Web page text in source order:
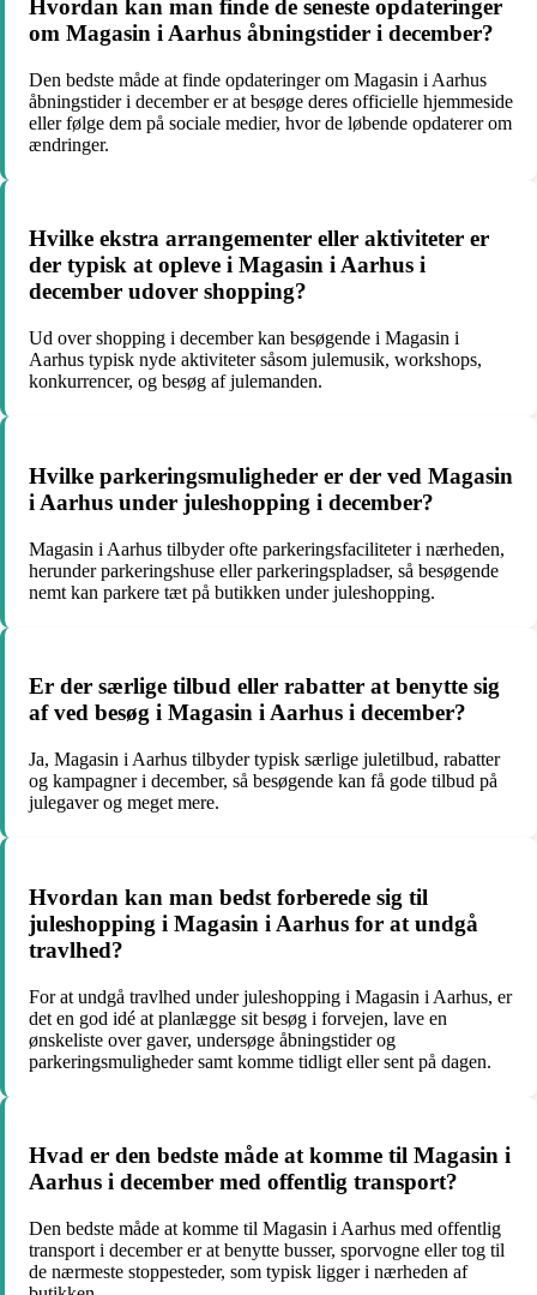
Hvordan kan man finde de seneste opdateringer
om Magasin i Aarhus åbningstider i december?
Den bedste måde at finde opdateringer om Magasin i Aarhus
åbningstider i december er at besøge deres officielle hjemmeside
eller følge dem på sociale medier, hvor de løbende opdaterer om
ændringer.
Hvilke ekstra arrangementer eller aktiviteter er
der typisk at opleve i Magasin i Aarhus i
december udover shopping?
Ud over shopping i december kan besøgende i Magasin i
Aarhus typisk nyde aktiviteter såsom julemusik, workshops,
konkurrencer, og besøg af julemanden.
Hvilke parkeringsmuligheder er der ved Magasin
i Aarhus under juleshopping i december?
Magasin i Aarhus tilbyder ofte parkeringsfaciliteter i nærheden,
herunder parkeringshuse eller parkeringspladser, så besøgende
nemt kan parkere tæt på butikken under juleshopping.
Er der særlige tilbud eller rabatter at benytte sig
af ved besøg i Magasin i Aarhus i december?
Ja, Magasin i Aarhus tilbyder typisk særlige juletilbud, rabatter
og kampagner i december, så besøgende kan få gode tilbud på
julegaver og meget mere.
Hvordan kan man bedst forberede sig til
juleshopping i Magasin i Aarhus for at undgå
travlhed?
For at undgå travlhed under juleshopping i Magasin i Aarhus, er
det en god idé at planlægge sit besøg i forvejen, lave en
ønskeliste over gaver, undersøge åbningstider og
parkeringsmuligheder samt komme tidligt eller sent på dagen.
Hvad er den bedste måde at komme til Magasin i
Aarhus i december med offentlig transport?
Den bedste måde at komme til Magasin i Aarhus med offentlig
transport i december er at benytte busser, sporvogne eller tog til
de nærmeste stoppesteder, som typisk ligger i nærheden af